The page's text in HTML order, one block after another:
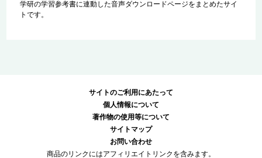
学研の学習参考書に連動した音声ダウンロードページをまとめたサイ
トです。
サイトのご利用にあたって
個人情報について
著作物の使用等について
サイトマップ
お問い合わせ
商品のリンクにはアフィリエイトリンクを含みます。